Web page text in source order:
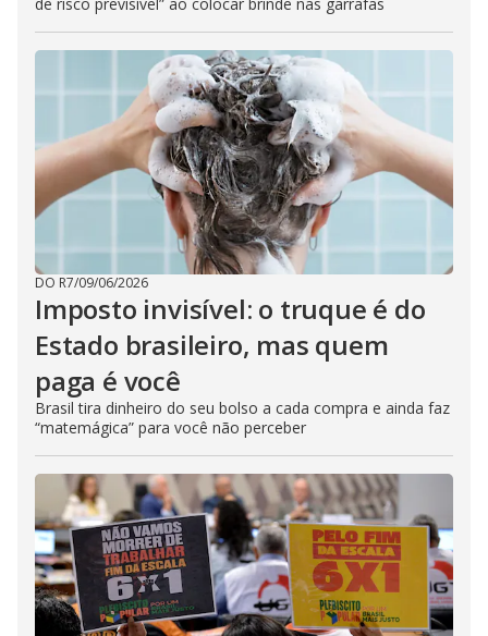
DO R7/09/06/2026
Imposto invisível: o truque é do
Estado brasileiro, mas quem
paga é você
Brasil tira dinheiro do seu bolso a cada compra e ainda faz
“matemágica” para você não perceber